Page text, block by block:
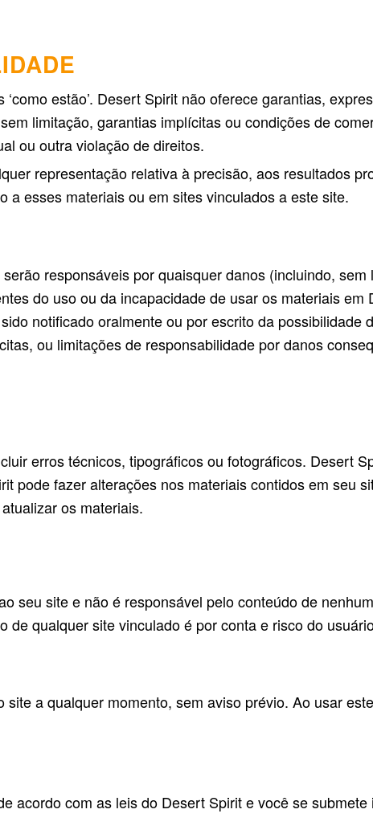
estão’. Desert Spirit não oferece garantias,
limitação, garantias implícitas ou condições de
ou outra violação de direitos.
representação relativa à precisão, aos resultados
a esses materiais ou em sites vinculados a este site.
responsáveis ​​por quaisquer danos (incluindo,
do uso ou da incapacidade de usar os materiais
notificado oralmente ou por escrito da possibilidade
ou limitações de responsabilidade por danos
erros técnicos, tipográficos ou fotográficos. Desert
pode fazer alterações nos materiais contidos em seu
os materiais.
seu site e não é responsável pelo conteúdo de
qualquer site vinculado é por conta e risco do
a qualquer momento, sem aviso prévio. Ao usar
acordo com as leis do Desert Spirit e você se